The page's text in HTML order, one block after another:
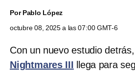
PorPablo López
octubre 08, 2025 a las 07:00 GMT-6
Con un nuevo estudio detrás,
Nightmares III llega para